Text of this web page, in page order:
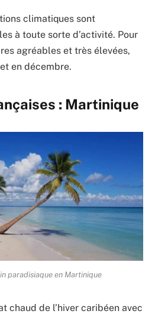
climatiques sont
à toute sorte d’activité. Pour
agréables et très élevées,
en décembre.
: Martinique
paradisiaque en Martinique
chaud de l’hiver caribéen avec